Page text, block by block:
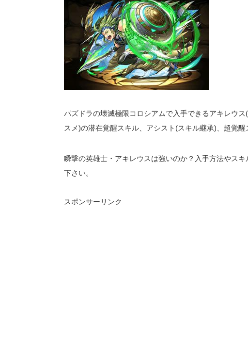
パズドラの壊滅極限コロシアムで入手できるアキレウ
スメ)の潜在覚醒スキル、アシスト(スキル継承)、超覚醒
瞬撃の英雄士・アキレウスは強いのか？入手方法やス
下さい。
スポンサーリンク